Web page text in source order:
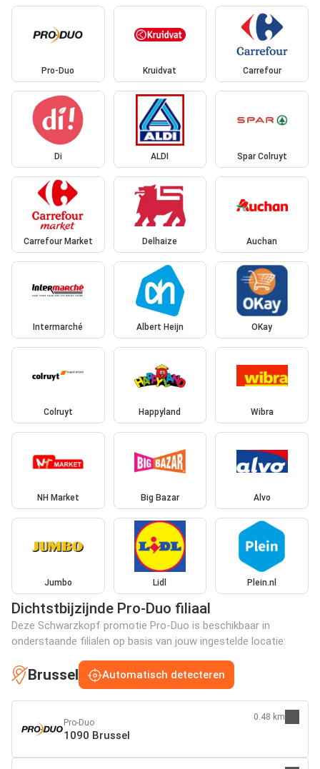
Pro-Duo Kruidvat Carrefour
Di ALDI Spar Colruyt
Carrefour Market Delhaize Auchan
Intermarché Albert Heijn OKay
Colruyt Happyland Wibra
NH Market Big Bazar Alvo
Jumbo Lidl Plein.nl
Dichtstbijzijnde Pro-Duo filiaal
Deze Schwarzkopf promotie Pro-Duo is beschikbaar in
onderstaande filialen op basis van jouw ingestelde locatie:
Brussel Automatisch detecteren
Pro-Duo
1090 Brussel
0.48 km